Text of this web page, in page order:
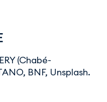
(Chabé-
BNF, Unsplash.